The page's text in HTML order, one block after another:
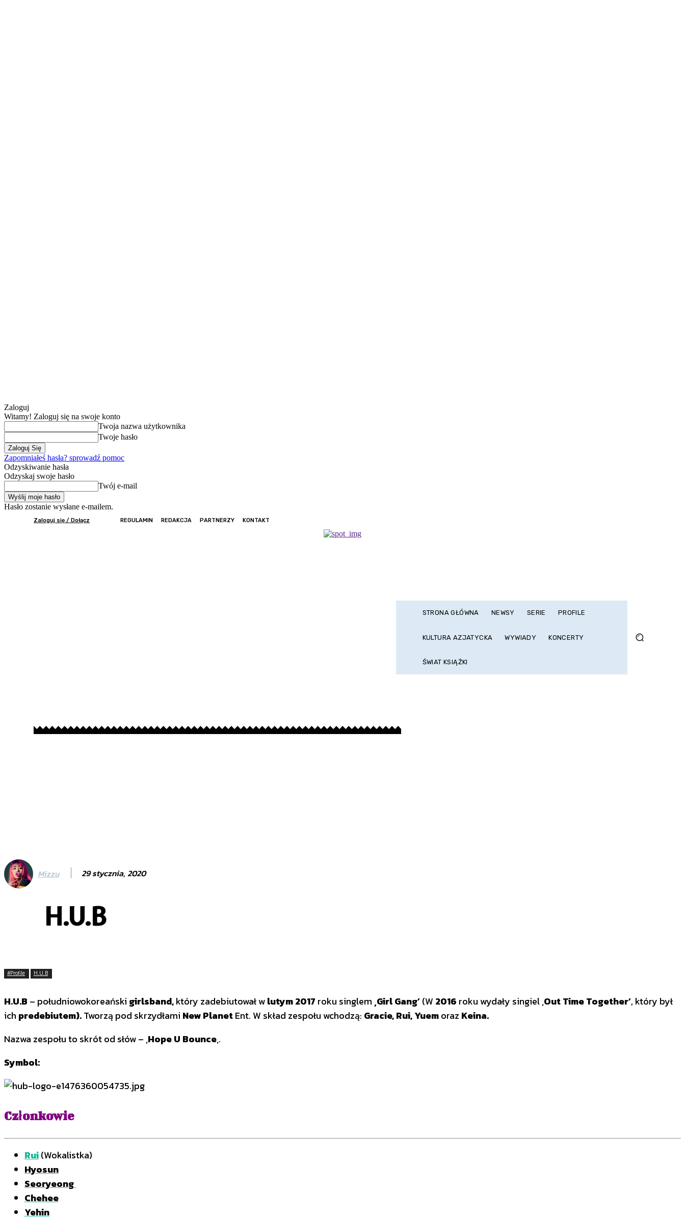
Zaloguj
Witamy! Zaloguj się na swoje konto
Twoja nazwa użytkownika
Twoje hasło
Zapomniałeś hasła? sprowadź pomoc
Odzyskiwanie hasła
Odzyskaj swoje hasło
Twój e-mail
Hasło zostanie wysłane e-mailem.
Zaloguj się / Dołącz REGULAMIN REDAKCJA PARTNERZY KONTAKT
STRONA GŁÓWNA NEWSY SERIE PROFILE
KULTURA AZJATYCKA WYWIADY KONCERTY
ŚWIAT KSIĄŻKI
Mizzu 29 stycznia, 2020
H.U.B
#Profile H.U.B
H.U.B – południowokoreański girlsband,który zadebiutował wlutym 2017 roku singlem ‚Girl Gang’(W 2016 roku wydały singiel ‚Out Time Together’, który był
ich predebiutem).Tworzą pod skrzydłami New PlanetEnt. W skład zespołu wchodzą: Gracie, Rui, Yuemoraz Keina.
Nazwa zespołu to skrót od słów – ‚Hope U Bounce‚.
Symbol:
Członkowie
Rui(Wokalistka)
Hyosun
Seoryeong
Chehee
Yehin